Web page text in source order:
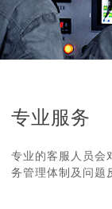
专业服务
专业的客服人员会
务管理体制及问题